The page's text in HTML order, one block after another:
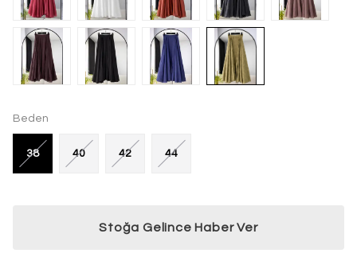
Beden
38 40 42 44
Stoğa Gelince Haber Ver